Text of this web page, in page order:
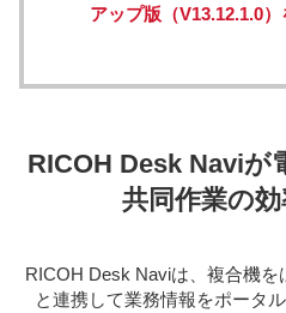
アップ版（V13.12.1.0）
RICOH Desk Naviが
共同作業の
RICOH Desk Naviは、複合機
と連携して業務情報をポータ